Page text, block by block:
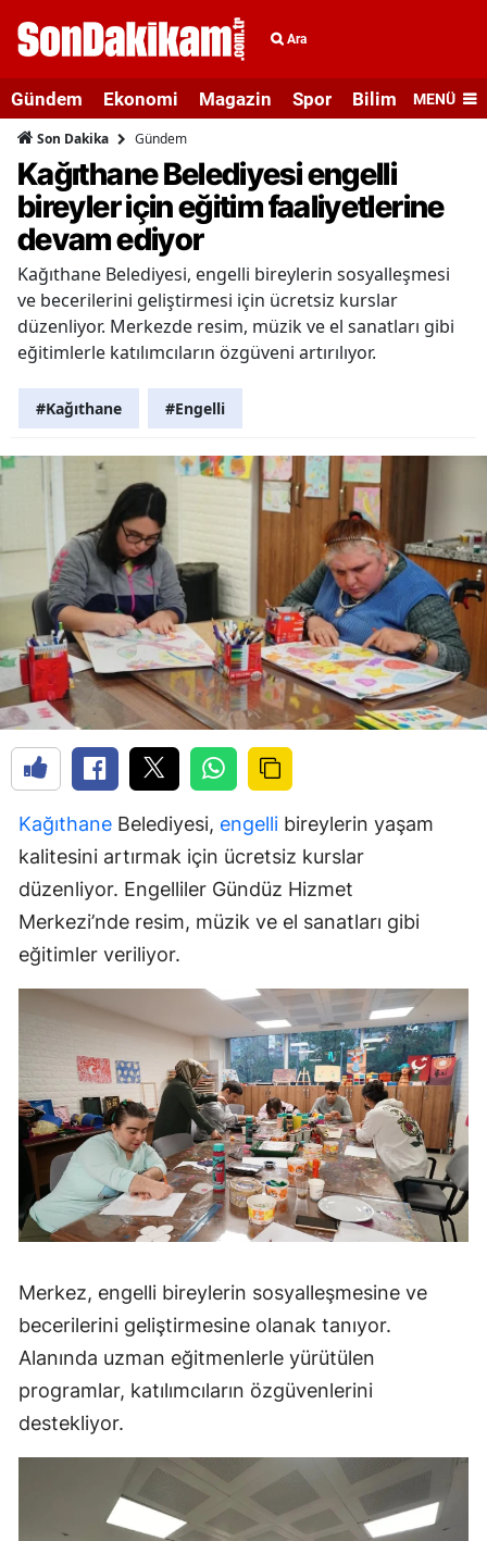
Ara
Gündem Ekonomi Magazin Spor Bilim veMENÜ
Son Dakika Gündem
Kağıthane Belediyesi engelli
bireyler için eğitim faaliyetlerine
devam ediyor
Kağıthane Belediyesi, engelli bireylerin sosyalleşmesi
ve becerilerini geliştirmesi için ücretsiz kurslar
düzenliyor. Merkezde resim, müzik ve el sanatları gibi
eğitimlerle katılımcıların özgüveni artırılıyor.
#Kağıthane #Engelli
Kağıthane Belediyesi, engelli bireylerin yaşam
kalitesini artırmak için ücretsiz kurslar
düzenliyor. Engelliler Gündüz Hizmet
Merkezi’nde resim, müzik ve el sanatları gibi
eğitimler veriliyor.
Merkez, engelli bireylerin sosyalleşmesine ve
becerilerini geliştirmesine olanak tanıyor.
Alanında uzman eğitmenlerle yürütülen
programlar, katılımcıların özgüvenlerini
destekliyor.